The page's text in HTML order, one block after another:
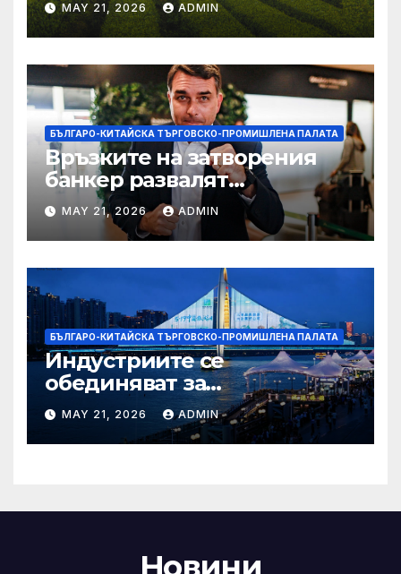
MAY 21, 2026 ADMIN
БЪЛГАРО-КИТАЙСКА ТЪРГОВСКО-ПРОМИШЛЕНА ПАЛАТА
Връзките на затворения
банкер развалят
надеждите на Флавио
Болсонаро за президент на
Бразилия
MAY 21, 2026 ADMIN
БЪЛГАРО-КИТАЙСКА ТЪРГОВСКО-ПРОМИШЛЕНА ПАЛАТА
Индустриите се
обединяват за
висококачествен растеж на
културния и
туристическия сектор
MAY 21, 2026 ADMIN